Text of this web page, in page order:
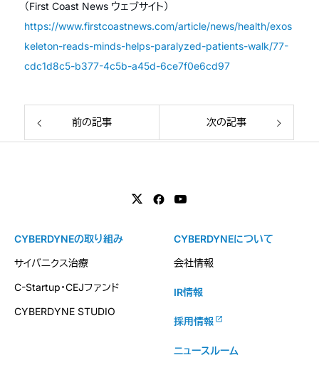
（First Coast News ウェブサイト）
https://www.firstcoastnews.com/article/news/health/exos
keleton-reads-minds-helps-paralyzed-patients-walk/77-
cdc1d8c5-b377-4c5b-a45d-6ce7f0e6cd97
前の記事 次の記事
CYBERDYNEの取り組み
サイバニクス治療
C-Startup・CEJファンド
CYBERDYNE STUDIO
CYBERDYNEについて
会社情報
IR情報
採用情報
ニュースルーム